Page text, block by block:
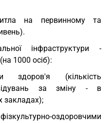
на первинному та
інфраструктури -
1000 осіб):
здоров'я (кількість
за зміну - в
закладах);
оздоровчими